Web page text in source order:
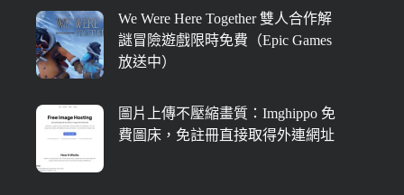
We Were Here Together 雙人合作解
謎冒險遊戲限時免費（Epic Games
放送中）
圖片上傳不壓縮畫質：Imghippo 免
費圖床，免註冊直接取得外連網址